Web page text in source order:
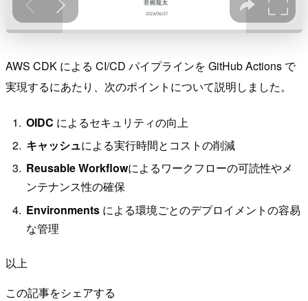
AWS CDK による CI/CD パイプラインを GitHub Actions で
実現するにあたり、次のポイントについて説明しました。
OIDC によるセキュリティの向上
キャッシュによる実行時間とコストの削減
Reusable Workflowによるワークフローの可読性やメ
ンテナンス性の確保
Environments による環境ごとのデプロイメントの容易
な管理
以上
この記事をシェアする